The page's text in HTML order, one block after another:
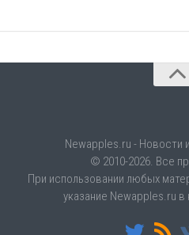
Newapples.ru - Новости
© 2010-2026. Все
При использовании любых
указание Newapples.ru в